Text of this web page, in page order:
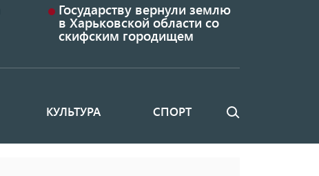
Государству вернули землю
в Харьковской области со
скифским городищем
КУЛЬТУРА СПОРТ Поиск